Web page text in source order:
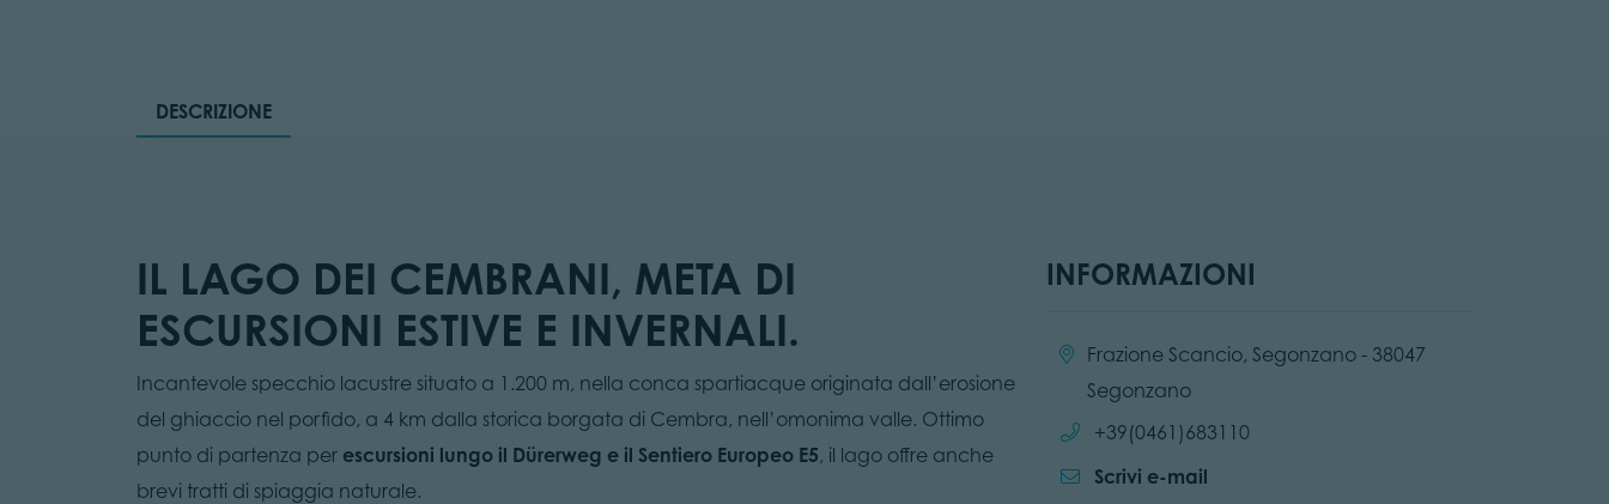
DESCRIZIONE
IL LAGO DEI CEMBRANI, META DI
ESCURSIONI ESTIVE E INVERNALI.
Incantevole specchio lacustre situato a 1.200 m, nella conca spartiacque originata dall’erosione
del ghiaccio nel porfido, a 4 km dalla storica borgata di Cembra, nell’omonima valle. Ottimo
punto di partenza per escursioni lungo il Dürerweg e il Sentiero Europeo E5, il lago offre anche
brevi tratti di spiaggia naturale.
INFORMAZIONI
Località:Frazione Scancio, Segonzano - 38047
Segonzano
Chiama:
+39(0461)683110
Scrivi e-mail